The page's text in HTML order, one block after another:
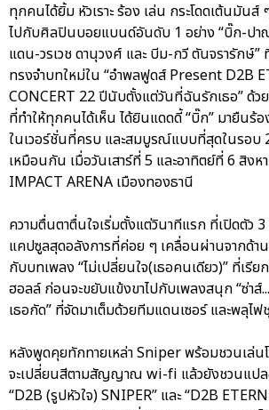
ทุกคนได้ยิ้ม หัวเราะ ร้อง เล่น กระโดดเต้นมันส์
ไปกับศิลปินบอยแบนด์อันดับ 1 อย่าง “บิ๊ก-ปา
แดน-วรเวช ดานุวงศ์ และ บีม-กวี ตันจรารักษ์”
ทรงจำบทใหม่ใน “อำพลฟูดส์ Present D2B
CONCERT 22 ปีนับตั้งแต่วันที่ฉันรักเธอ” ด้ว
ที่ทำให้ทุกคนได้เห็น ได้ยินแดดดี้ “บิ๊ก” มายืนร้
ในเวอร์ชั่นที่ครบ และสมบูรณ์แบบที่สุดในรอบ
เหมือนกัน เมื่อวันเสาร์ที่ 5 และอาทิตย์ที่ 6 สิง
IMPACT ARENA เมืองทองธานี
ความตื่นตาตื่นใจเริ่มตั้งแต่วินาทีแรก ที่เปิดตัว
แคปซูลสุดอลังการที่ค่อย ๆ เคลื่อนผ่านจากด้า
กับบทเพลง “ไม่เปลี่ยนใจ(เธอคนเดียว)” ที่เรี
ฮอลล์ ก่อนจะขยับแข้งขาไปกับเพลงสนุก “ซ่าส์
เธอกัด” ที่จัดมาเต็มด้วยทีมแดนเซอร์ และพลุไ
หลังพูดคุยทักทายเหล่า Sniper พร้อมชวนเล่
จะเปลี่ยนสีตามสัญญาณ wi-fi แล้วยังชวนแป
“D2B (รูปหัวใจ) SNIPER” และ “D2B